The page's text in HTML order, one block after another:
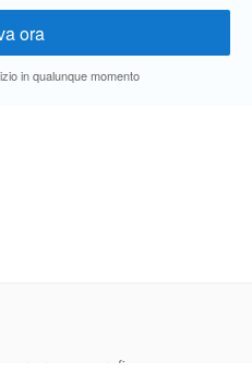
in qualunque momento
area geografica